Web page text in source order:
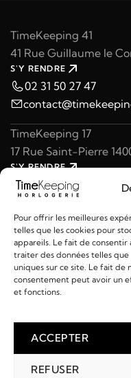
Pour offrir les meilleures
telles que les cookies pour
appareils. Le fait de
traiter des données telles
uniques sur ce site. Le fait de
consentement peut avoir un
et fonctions.
ACCEPTER
REFUSER
TimeKeeping 41
41 Rue Guillaume le
S'Y RENDRE
02 31 50 27 47
TimeKeeping 17
17 Rue Saint-Pierre
S'Y RENDRE
02 31 47 49 97
Liens utiles
2026 © TIMEKEEPING -